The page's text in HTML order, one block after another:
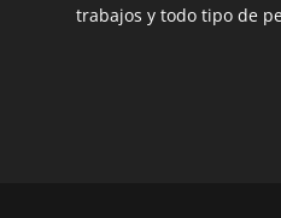
trabajos y todo tipo de